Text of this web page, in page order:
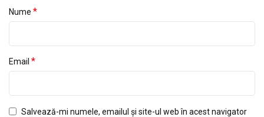
Nume *
Email *
Salvează-mi numele, emailul și site-ul web în acest navigator